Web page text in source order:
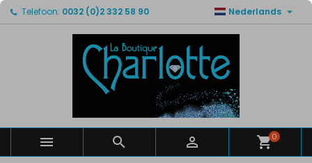
Telefoon: 0032 (0)2 332 58 90 Nederlands 
   0
Mijn verlanglijsten ×
Maak een lijst
Maak een verlanglijst ×
Verlanglijst naam
Annuleren Maak een verlanglijst
Inloggen ×
U moet ingelogd zijn om producten in uw verlanglijst
Annuleren Inloggen